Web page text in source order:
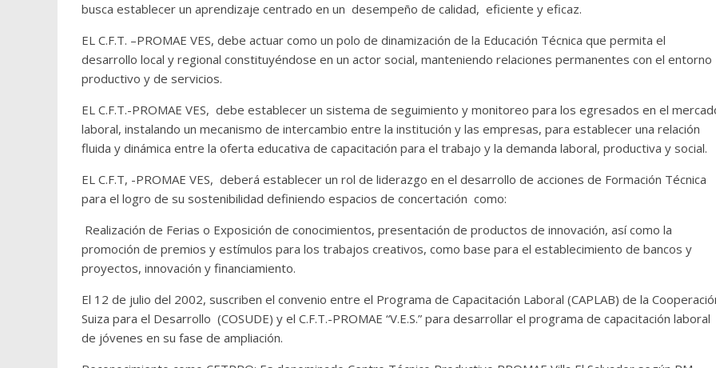
busca establecer un aprendizaje centrado en un desempeño de calidad, eficiente y eficaz.
EL C.F.T. –PROMAE VES, debe actuar como un polo de dinamización de la Educación Técnica que permita el
desarrollo local y regional constituyéndose en un actor social, manteniendo relaciones permanentes con el entorno
productivo y de servicios.
EL C.F.T.-PROMAE VES, debe establecer un sistema de seguimiento y monitoreo para los egresados en el
laboral, instalando un mecanismo de intercambio entre la institución y las empresas, para establecer una relación
fluida y dinámica entre la oferta educativa de capacitación para el trabajo y la demanda laboral, productiva y social.
EL C.F.T, -PROMAE VES, deberá establecer un rol de liderazgo en el desarrollo de acciones de Formación Técnica
para el logro de su sostenibilidad definiendo espacios de concertación como:
Realización de Ferias o Exposición de conocimientos, presentación de productos de innovación, así como la
promoción de premios y estímulos para los trabajos creativos, como base para el establecimiento de bancos y
proyectos, innovación y financiamiento.
El 12 de julio del 2002, suscriben el convenio entre el Programa de Capacitación Laboral (CAPLAB) de la
Suiza para el Desarrollo (COSUDE) y el C.F.T.-PROMAE “V.E.S.” para desarrollar el programa de capacitación laboral
de jóvenes en su fase de ampliación.